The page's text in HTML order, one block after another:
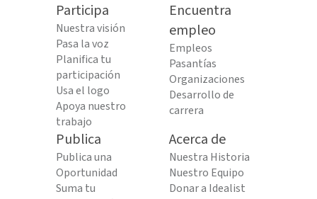
Participa
Nuestra visión
Pasa la voz
Planifica tu
participación
Usa el logo
Apoya nuestro
trabajo
Encuentra
empleo
Empleos
Pasantías
Organizaciones
Desarrollo de
carrera
Publica
Publica una
Oportunidad
Suma tu
Acerca de
Nuestra Historia
Nuestro Equipo
Donar a Idealist